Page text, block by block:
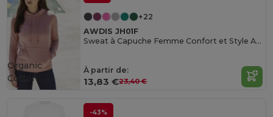
+22
AWDIS JH01F
Sweat à Capuche Femme Confort et Style AWDIS
À partir de:
13,83 €23,40 €
Organic
Cotton
-43%